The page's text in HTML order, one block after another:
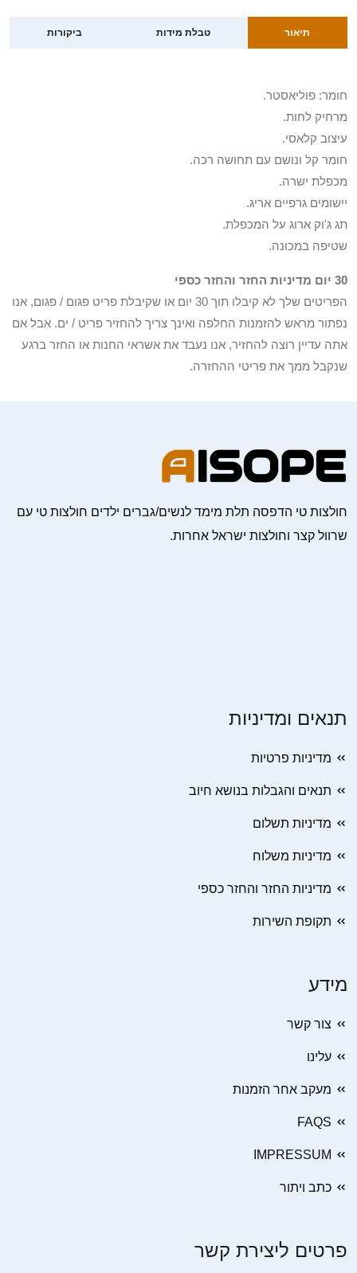
תיאור טבלת מידות ביקורות
חומר: פוליאסטר.
מרחיק לחות.
עיצוב קלאסי.
חומר קל ונושם עם תחושה רכה.
מכפלת ישרה.
יישומים גרפיים אריג.
תג ג'וק ארוג על המכפלת.
שטיפה במכונה.
30 יום מדיניות החזר והחזר כספי
הפריטים שלך לא קיבלו תוך 30 יום או שקיבלת פריט פגום / פגום, אנו
נפתור מראש להזמנות החלפה ואינך צריך להחזיר פריט / ים. אבל אם
אתה עדיין רוצה להחזיר, אנו נעבד את אשראי החנות או החזר ברגע
שנקבל ממך את פריטי ההחזרה.
חולצות טי הדפסה תלת מימד לנשים/גברים ילדים חולצות טי עם
שרוול קצר וחולצות ישראל אחרות.
תנאים ומדיניות
מדיניות פרטיות
תנאים והגבלות בנושא חיוב
מדיניות תשלום
מדיניות משלוח
מדיניות החזר והחזר כספי
תקופת השירות
מידע
צור קשר
עלינו
מעקב אחר הזמנות
FAQS
IMPRESSUM
כתב ויתור
פרטים ליצירת קשר